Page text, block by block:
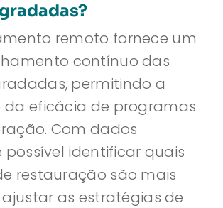
remoto fornece um
contínuo das
permitindo a
eficácia de programas
Com dados
possível identificar quais
restauração são mais
ajustar as estratégias de